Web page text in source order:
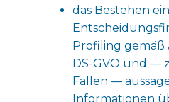
das Bestehen
Profiling gemäß
DS-GVO und —
Fällen —
Informationen